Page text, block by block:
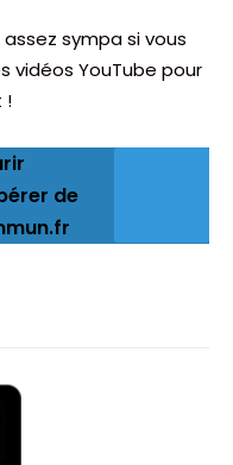
sympa si vous
vidéos YouTube pour
!
de